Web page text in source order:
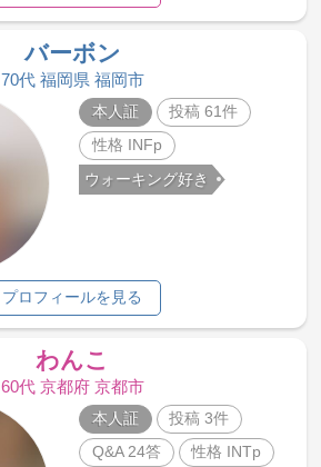
バーボン
70代 福岡県 福岡市
本人証
投稿 61件
性格 INFp
ウォーキング好き
プロフィールを見る
わんこ
60代 京都府 京都市
本人証
投稿 3件
Q&A 24答
性格 INTp